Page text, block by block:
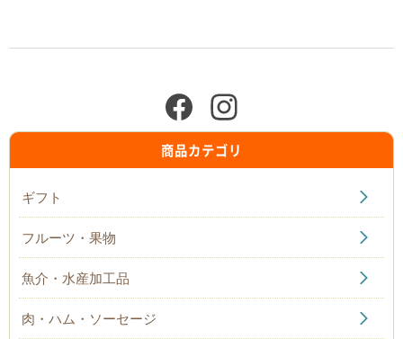
商品カテゴリ
ギフト
フルーツ・果物
魚介・水産加工品
肉・ハム・ソーセージ